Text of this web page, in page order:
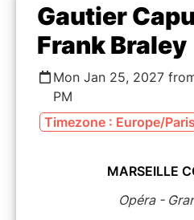
Gautier
Frank Braley
Mon Jan 25, 2027
PM
Timezone : Europe/Paris
MARSEILLE
Opéra -